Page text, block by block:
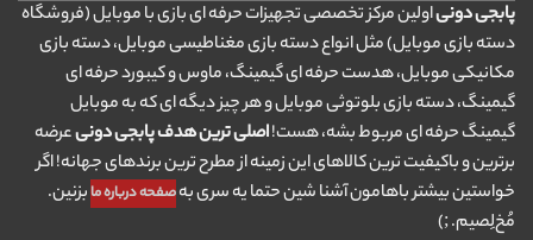
پابجی دونیاولین مرکز تخصصی تجهیزات حرفه ای بازی با موبایل (فروشگاه
دسته بازی موبایل) مثل انواع دسته بازی مغناطیسی موبایل، دسته بازی
مکانیکی موبایل، هدست حرفه ای گیمینگ، ماوس و کیبورد حرفه ای
گیمینگ، دسته بازی بلوتوثی موبایل و هر چیز دیگه ای که به موبایل
گیمینگ حرفه ای مربوط بشه، هست!اصلی ترین هدف پابجی دونیعرضه
برترین و باکیفیت ترین کالاهای این زمینه از مطرح ترین برندهای جهانه! اگر
خواستین بیشتر باهامون آشنا شین حتما یه سری بهصفحه درباره ما بزنین.
مُخ‌لِصیم. ;)